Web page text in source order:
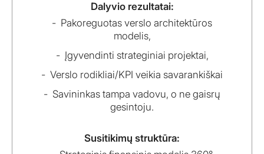
Dalyvio rezultatai:
Pakoreguotas verslo architektūros
modelis,
Įgyvendinti strateginiai projektai,
Verslo rodikliai/KPI veikia savarankiškai
Savininkas tampa vadovu, o ne gaisrų
gesintoju.
Susitikimų struktūra: